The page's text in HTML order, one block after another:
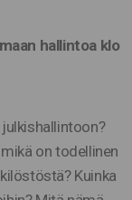
hallintoa klo
on todellinen
Kuinka